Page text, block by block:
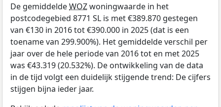
De gemiddeldeWOZwoningwaarde in het
postcodegebied 8771 SL is met €389.870 gestegen
van €130 in 2016 tot €390.000 in 2025 (dat is een
toename van 299.900%). Het gemiddelde verschil per
jaar over de hele periode van 2016 tot en met 2025
was €43.319 (20.532%). De ontwikkeling van de data
in de tijd volgt een duidelijk stijgende trend: De cijfers
stijgen bijna ieder jaar.